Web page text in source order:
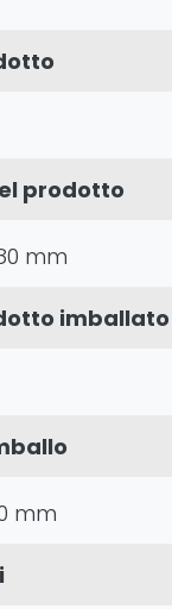
prodotto
mm
imballato
mm